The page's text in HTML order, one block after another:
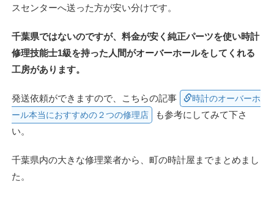
スセンターへ送った方が安い分けです。
千葉県ではないのですが、料金が安く純正パーツを使い時計
修理技能士1級を持った人間がオーバーホールをしてくれる
工房があります。
発送依頼ができますので、こちらの記事
時計のオーバーホ
ール本当におすすめの２つの修理店
も参考にしてみて下さ
い。
千葉県内の大きな修理業者から、町の時計屋までまとめまし
た。